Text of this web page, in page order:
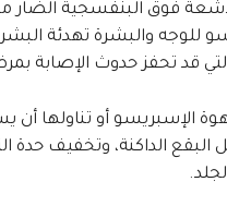
فوق البنفسجية
للوجه والبشرة تهدئة
قد تحفز حدوث الإصابة
الإسبريسو أو تناولها
الداكنة، وتخفيف